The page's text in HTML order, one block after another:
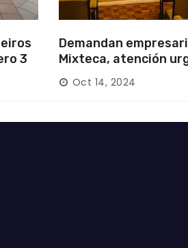
3
Demandan
Mixteca, atención
las carreteras locales
federales
Oct 14, 2024